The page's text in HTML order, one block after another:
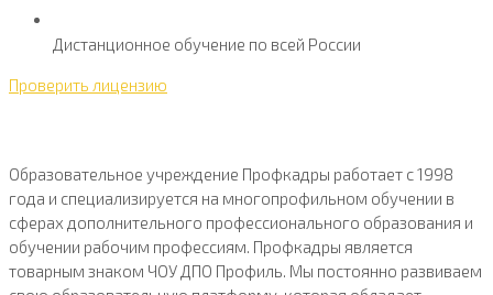
Дистанционное обучение по всей России
Проверить лицензию
Образовательное учреждение Профкадры работает с 1998
года и специализируется на многопрофильном обучении в
сферах дополнительного профессионального образования и
обучении рабочим профессиям. Профкадры является
товарным знаком ЧОУ ДПО Профиль. Мы постоянно развиваем